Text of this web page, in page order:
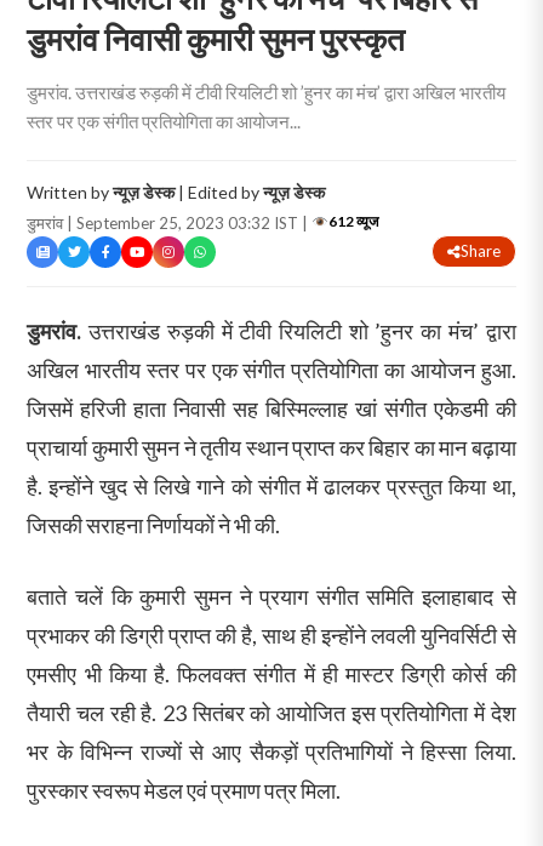
डुमरांव निवासी कुमारी सुमन पुरस्कृत
डुमरांव. उत्तराखंड रुड़की में टीवी रियलिटी शो ’हुनर का मंच’ द्वारा अखिल भारतीय
स्तर पर एक संगीत प्रतियोगिता का आयोजन...
Written byन्यूज़ डेस्क| Edited byन्यूज़ डेस्क
डुमरांव | September 25, 2023 03:32 IST | 612 व्यूज
Share
डुमरांव. उत्तराखंड रुड़की में टीवी रियलिटी शो ’हुनर का मंच’ द्वारा
अखिल भारतीय स्तर पर एक संगीत प्रतियोगिता का आयोजन हुआ.
जिसमें हरिजी हाता निवासी सह बिस्मिल्लाह खां संगीत एकेडमी की
प्राचार्या कुमारी सुमन ने तृतीय स्थान प्राप्त कर बिहार का मान बढ़ाया
है. इन्होंने खुद से लिखे गाने को संगीत में ढालकर प्रस्तुत किया था,
जिसकी सराहना निर्णायकों ने भी की.
बताते चलें कि कुमारी सुमन ने प्रयाग संगीत समिति इलाहाबाद से
प्रभाकर की डिग्री प्राप्त की है, साथ ही इन्होंने लवली युनिवर्सिटी से
एमसीए भी किया है. फिलवक्त संगीत में ही मास्टर डिग्री कोर्स की
तैयारी चल रही है. 23 सितंबर को आयोजित इस प्रतियोगिता में देश
भर के विभिन्न राज्यों से आए सैकड़ों प्रतिभागियों ने हिस्सा लिया.
पुरस्कार स्वरूप मेडल एवं प्रमाण पत्र मिला.